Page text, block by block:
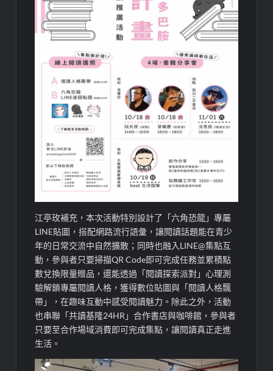
江亭玫補充，本次活動特別設計了「六角恐龍」專屬
LINE貼圖，搭配網路流行語彙，讓閱讀話題能在青少
年的日常交流中自然擴散；同時也融入LINE@集點互
動，參與者只要掃描QR Code即可完成任務並累積點
數兌換限量贈品，還能透過「閱讀探索派對」心理測
驗解鎖專屬閱讀人格，獲得數位貼圖與「閱讀人格飄
帶」，在趣味互動中感受閱讀魅力。除此之外，活動
也串聯「共讀基隆24HR」合作書店與咖啡館，參與者
只要至合作場域消費即可完成集點，讓閱讀真正走進
生活。